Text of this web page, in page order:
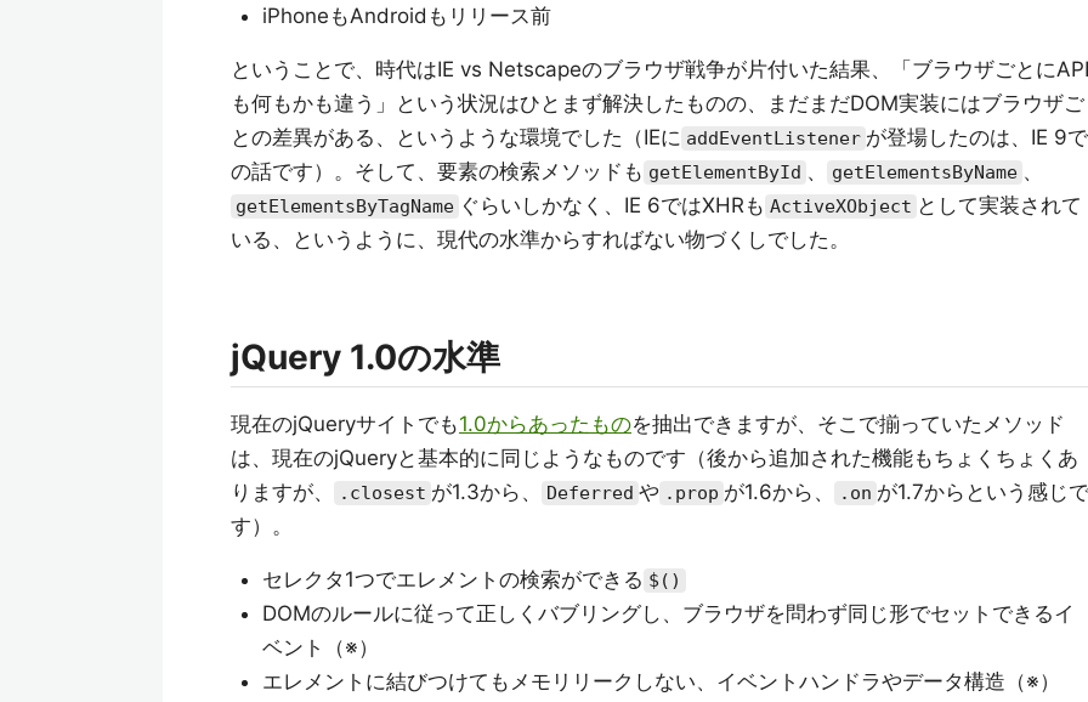
iPhoneもAndroidもリリース前
ということで、時代はIE vs Netscapeのブラウザ戦争が片付いた結果、「ブラウザごとにAPI
も何もかも違う」という状況はひとまず解決したものの、まだまだDOM実装にはブラウザご
との差異がある、というような環境でした（IEに addEventListener が登場したのは、IE 9で
の話です）。そして、要素の検索メソッドも getElementById 、 getElementsByName 、
getElementsByTagName ぐらいしかなく、IE 6ではXHRも ActiveXObject として実装されて
いる、というように、現代の水準からすればない物づくしでした。
jQuery 1.0の水準
現在のjQueryサイトでも1.0からあったものを抽出できますが、そこで揃っていたメソッド
は、現在のjQueryと基本的に同じようなものです（後から追加された機能もちょくちょくあ
りますが、
.closest が1.3から、 Deferred や .prop が1.6から、 .on が1.7からという感じで
す）。
セレクタ1つでエレメントの検索ができる $()
DOMのルールに従って正しくバブリングし、ブラウザを問わず同じ形でセットできるイ
ベント（※）
エレメントに結びつけてもメモリリークしない、イベントハンドラやデータ構造（※）